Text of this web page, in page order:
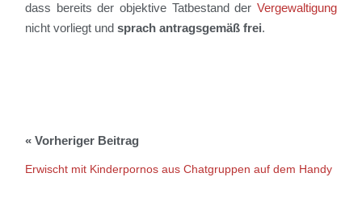
dass bereits der objektive Tatbestand der Vergewaltigung
nicht vorliegt undsprach antragsgemäß frei.
Erwischt mit Kinderpornos aus Chatgruppen auf dem Handy